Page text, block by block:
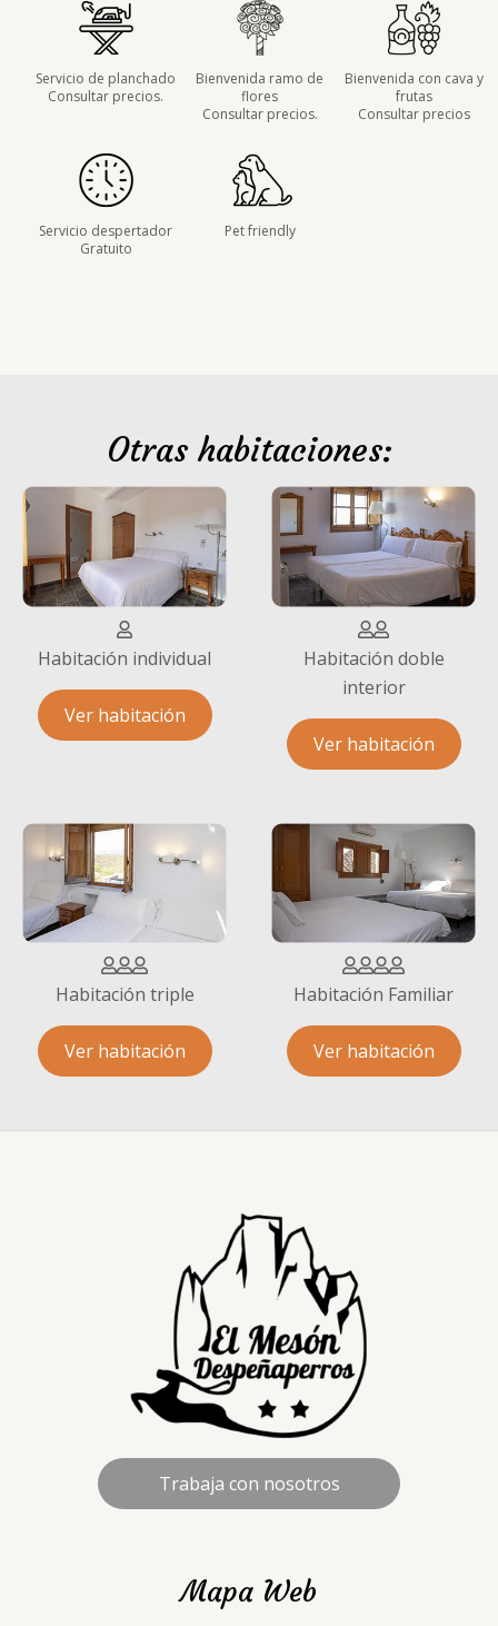
Servicio de planchado
Consultar precios.
Bienvenida ramo de
flores
Consultar precios.
Bienvenida con cava y
frutas
Consultar precios
Servicio despertador
Gratuito
Pet friendly
Otras habitaciones:
Habitación individual
Ver habitación
Habitación doble
interior
Ver habitación
Habitación triple
Ver habitación
Habitación Familiar
Ver habitación
Trabaja con nosotros
Mapa Web